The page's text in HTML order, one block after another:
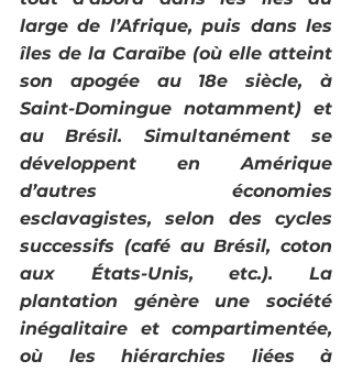
large de l’Afrique, puis dans les
îles de la Caraïbe (où elle atteint
son apogée au 18e siècle, à
Saint-Domingue notamment) et
au Brésil. Simultanément se
développent en Amérique
d’autres économies
esclavagistes, selon des cycles
successifs (café au Brésil, coton
aux États-Unis, etc.). La
plantation génère une société
inégalitaire et compartimentée,
où les hiérarchies liées à